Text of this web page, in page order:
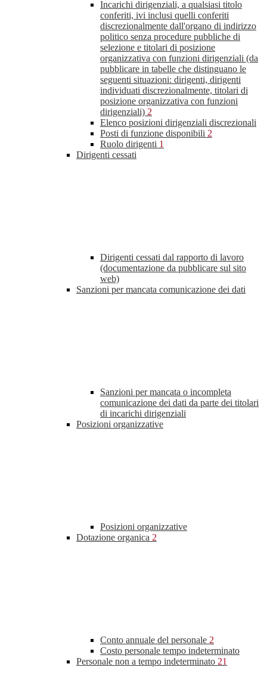
Incarichi dirigenziali, a qualsiasi titolo
conferiti, ivi inclusi quelli conferiti
discrezionalmente dall'organo di indirizzo
politico senza procedure pubbliche di
selezione e titolari di posizione
organizzativa con funzioni dirigenziali (da
pubblicare in tabelle che distinguano le
seguenti situazioni: dirigenti, dirigenti
individuati discrezionalmente, titolari di
posizione organizzativa con funzioni
dirigenziali) 2
Elenco posizioni dirigenziali discrezionali
Posti di funzione disponibili 2
Ruolo dirigenti 1
Dirigenti cessati
Dirigenti cessati dal rapporto di lavoro
(documentazione da pubblicare sul sito
web)
Sanzioni per mancata comunicazione dei dati
Sanzioni per mancata o incompleta
comunicazione dei dati da parte dei titolari
di incarichi dirigenziali
Posizioni organizzative
Posizioni organizzative
Dotazione organica 2
Conto annuale del personale 2
Costo personale tempo indeterminato
Personale non a tempo indeterminato 21